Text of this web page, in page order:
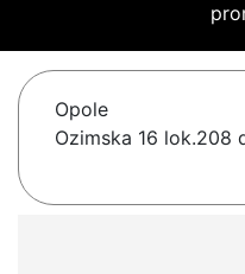
Opole
Ozimska 16 lok.208